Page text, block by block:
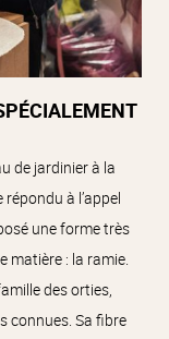
de jardinier à la
à l’appel
une forme très
matière : la ramie.
des orties,
connues. Sa fibre